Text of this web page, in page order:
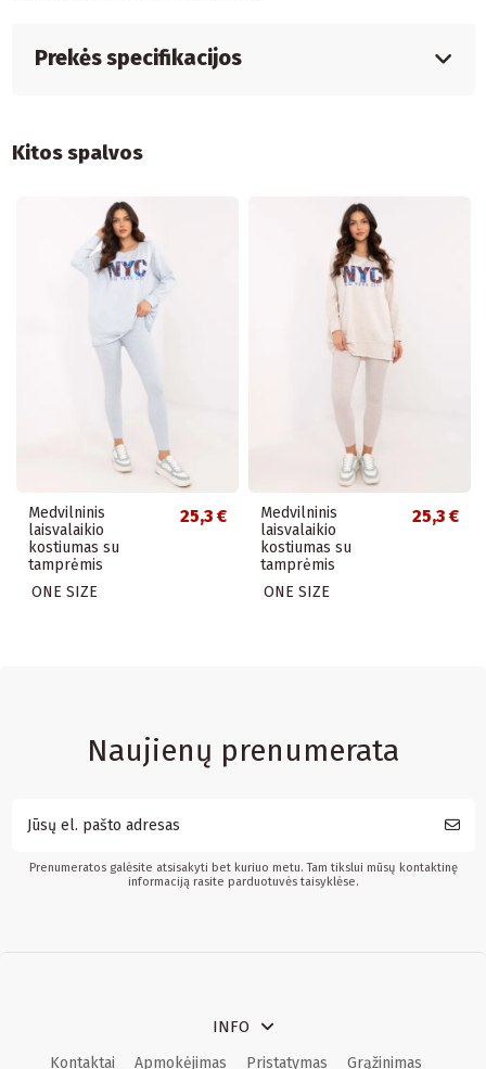
Prekės specifikacijos
Kitos spalvos
Medvilninis
laisvalaikio
kostiumas su
tamprėmis
25,3 €
ONE SIZE
Medvilninis
laisvalaikio
kostiumas su
tamprėmis
25,3 €
ONE SIZE
Naujienų prenumerata
Prenumeratos galėsite atsisakyti bet kuriuo metu. Tam tikslui mūsų kontaktinę
informaciją rasite parduotuvės taisyklėse.
INFO
Kontaktai Apmokėjimas Pristatymas Grąžinimas